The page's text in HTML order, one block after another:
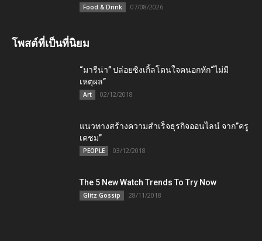
Food & Drink 07/08/2026
โพสต์ที่เป็นที่นิยม
“มารีน่า” ปล่อยซิงเกิ้ลโดนใจคนอกหัก“ไม่มี
เหตุผล”
Art 02/12/2018
แนวทางสร้างความสำเร็จธุรกิจออนไลน์ จาก”ครู
เคชม”
PEOPLE 03/12/2018
The 5 New Watch Trends To Try Now
Glitz Gossip 28/11/2018